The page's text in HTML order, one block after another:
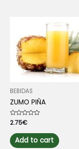
BEBIDAS
ZUMO PIÑA
Rated
0
out
of
5
2.75€
Add to cart